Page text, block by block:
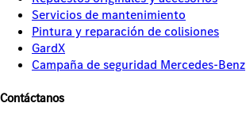
Servicios de mantenimiento
Pintura y reparación de colisiones
GardX
Campaña de seguridad Mercedes-Benz
Contáctanos